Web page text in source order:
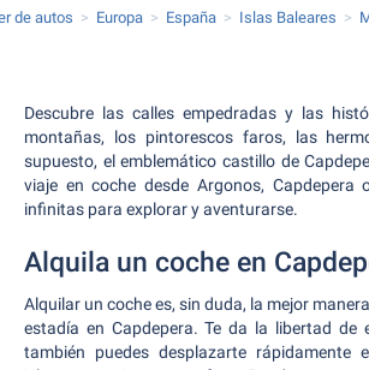
de autos Europa España Islas Baleares
Descubre las calles empedradas y las
montañas, los pintorescos faros, las
supuesto, el emblemático castillo de
viaje en coche desde Argonos, Capdepera
infinitas para explorar y aventurarse.
Alquila un coche en
Alquilar un coche es, sin duda, la mejor
estadía en Capdepera. Te da la libertad de
también puedes desplazarte rápidamente